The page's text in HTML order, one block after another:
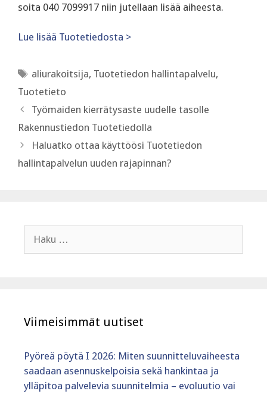
soita 040 7099917 niin jutellaan lisää aiheesta.
Lue lisää Tuotetiedosta >
Avainsanat
aliurakoitsija, Tuotetiedon hallintapalvelu,
Tuotetieto
Työmaiden kierrätysaste uudelle tasolle
Rakennustiedon Tuotetiedolla
Haluatko ottaa käyttöösi Tuotetiedon
hallintapalvelun uuden rajapinnan?
Viimeisimmät uutiset
Pyöreä pöytä I 2026: Miten suunnitteluvaiheesta
saadaan asennuskelpoisia sekä hankintaa ja
ylläpitoa palvelevia suunnitelmia – evoluutio vai